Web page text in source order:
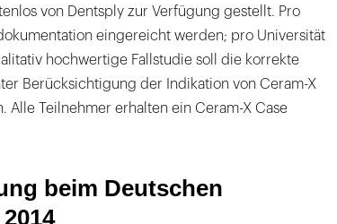
von Dentsply zur Verfügung gestellt. Pro
eingereicht werden; pro Universität
hochwertige Fallstudie soll die korrekte
Berücksichtigung der Indikation von Ceram-X
Alle Teilnehmer erhalten ein Ceram-X Case
beim Deutschen